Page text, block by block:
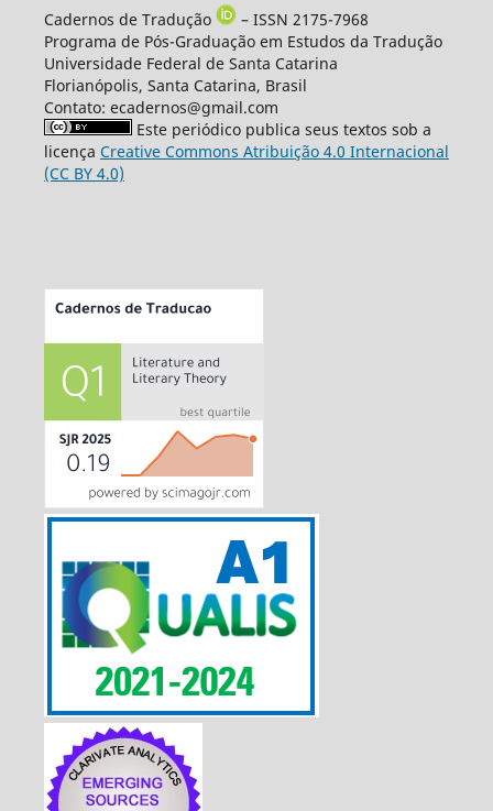
Cadernos de Tradução
– ISSN 2175-7968
Programa de Pós-Graduação em Estudos da Tradução
Universidade Federal de Santa Catarina
Florianópolis, Santa Catarina, Brasil
Contato: ecadernos@gmail.com
Este periódico publica seus textos sob a
licença Creative Commons Atribuição 4.0 Internacional
(CC BY 4.0)